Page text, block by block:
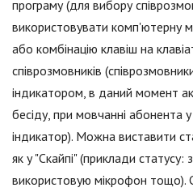
програму (для вибору
використовувати комп'ютерну
або комбінацію клавіш на
співрозмовників
індикатором, в даний момент
бесіду, при мовчанні абонента
індикатор). Можна виставити
як у "Скайпі" (приклади статусу:
використовую мікрофон тощо).